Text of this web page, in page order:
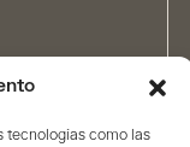
tecnologías como las